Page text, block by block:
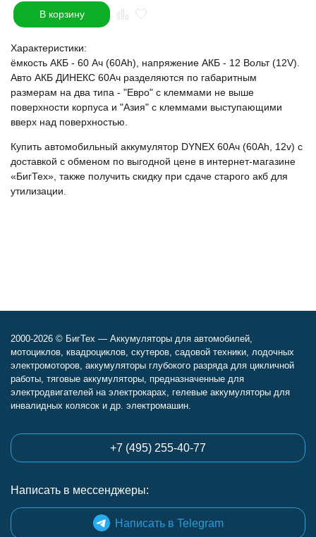
В корзину
Характеристики:
ёмкость АКБ - 60 Ач (60Ah), напряжение АКБ - 12 Вольт (12V).
Авто АКБ ДИНЕКС 60Ач разделяются по габаритным
размерам на два типа - "Евро" с клеммами не выше
поверхности корпуса и "Азия" с клеммами выступающими
вверх над поверхностью.
Купить автомобильный аккумулятор DYNEX 60Ач (60Ah, 12v) с
доставкой с обменом по выгодной цене в интернет-магазине
«БигТех», также получить скидку при сдаче старого акб для
утилизации.
2000-2026 © БигТех — Аккумуляторы для автомобилей,
мотоциклов, квадроциклов, скутеров, садовой техники, лодочных
электромоторов, аккумуляторы глубокого разряда для цикличной
работы, тяговые аккумуляторы, предназначенные для
электродвигателей на электрокарах, гелевые аккумуляторы для
инвалидных колясок и др. электромашин.
+7 (495) 255-40-77
Написать в мессенджеры:
Написать в Telegram